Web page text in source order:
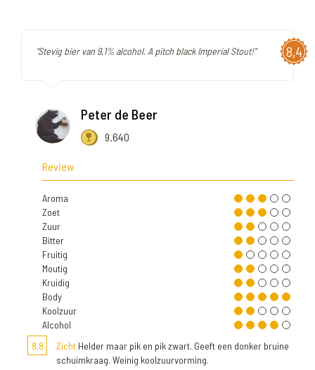
8,4
"Stevig bier van 9,1% alcohol. A pitch black Imperial Stout!"
Peter de Beer
9.640
Review
Aroma
Zoet
Zuur
Bitter
Fruitig
Moutig
Kruidig
Body
Koolzuur
Alcohol
8,8
Zicht Helder maar pik en pik zwart. Geeft een donker bruine
schuimkraag. Weinig koolzuurvorming.